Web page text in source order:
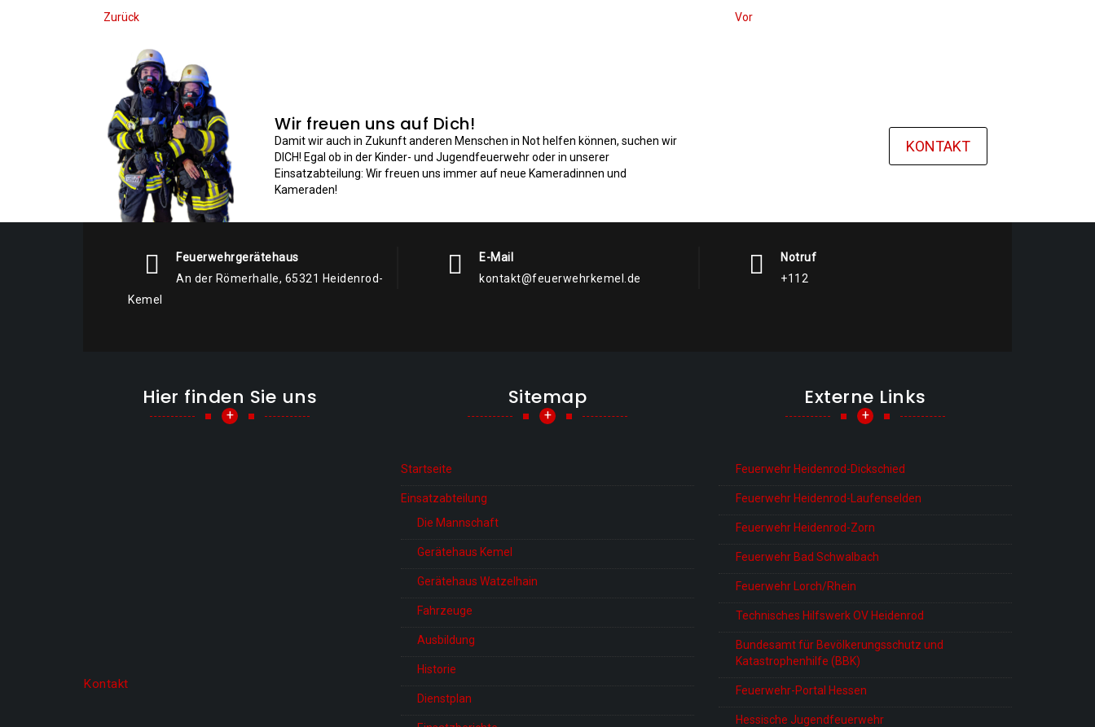
Zurück Vor
Wir freuen uns auf Dich!
Damit wir auch in Zukunft anderen Menschen in Not helfen können, suchen wir
DICH! Egal ob in der Kinder- und Jugendfeuerwehr oder in unserer
Einsatzabteilung: Wir freuen uns immer auf neue Kameradinnen und
Kameraden!
KONTAKT
Feuerwehrgerätehaus
An der Römerhalle, 65321 Heidenrod-
Kemel
E-Mail
kontakt@feuerwehrkemel.de
Notruf
+112
Hier finden Sie uns
+
Kontakt
Sitemap
+
Startseite
Einsatzabteilung
Die Mannschaft
Gerätehaus Kemel
Gerätehaus Watzelhain
Fahrzeuge
Ausbildung
Historie
Dienstplan
Externe Links
+
Feuerwehr Heidenrod-Dickschied
Feuerwehr Heidenrod-Laufenselden
Feuerwehr Heidenrod-Zorn
Feuerwehr Bad Schwalbach
Feuerwehr Lorch/Rhein
Technisches Hilfswerk OV Heidenrod
Bundesamt für Bevölkerungsschutz und
Katastrophenhilfe (BBK)
Feuerwehr-Portal Hessen
Hessische Jugendfeuerwehr